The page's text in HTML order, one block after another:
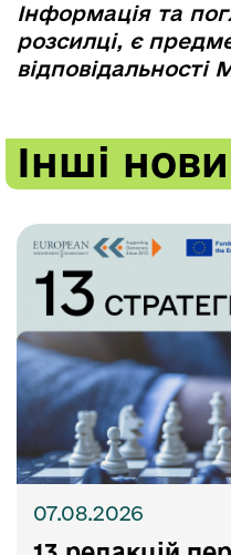
Інформація та
розсилці, є
відповідальності
Інші
07.08.2026